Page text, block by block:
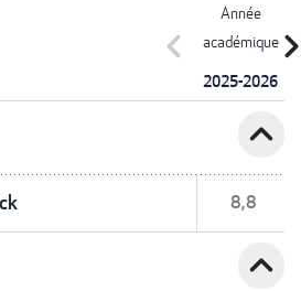
Année
académique
2025-2026
chevron_left
expand_less
8,8
expand_less